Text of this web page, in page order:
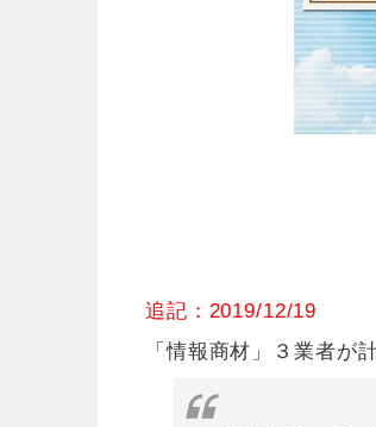
追記：2019/12/19
「情報商材」３業者が